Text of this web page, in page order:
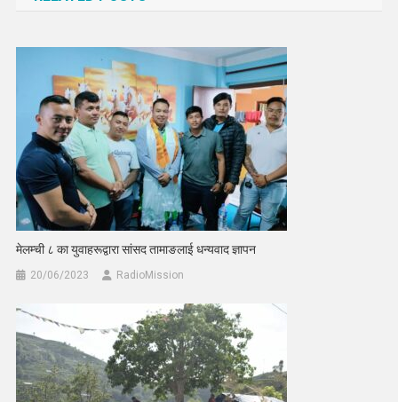
मेलम्ची ८ का युवाहरूद्वारा सांसद तामाङलाई धन्यवाद ज्ञापन
20/06/2023 RadioMission